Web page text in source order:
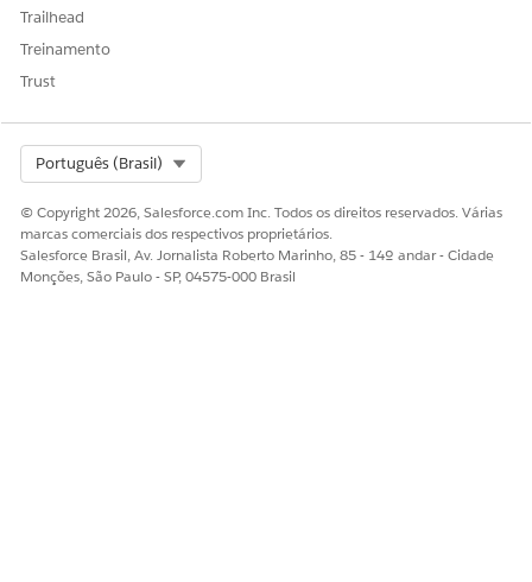
Trailhead
Treinamento
Trust
Português (Brasil)
© Copyright 2026, Salesforce.com Inc. Todos os direitos reservados. Várias
marcas comerciais dos respectivos proprietários.
Salesforce Brasil, Av. Jornalista Roberto Marinho, 85 - 14º andar - Cidade
Monções, São Paulo - SP, 04575-000 Brasil